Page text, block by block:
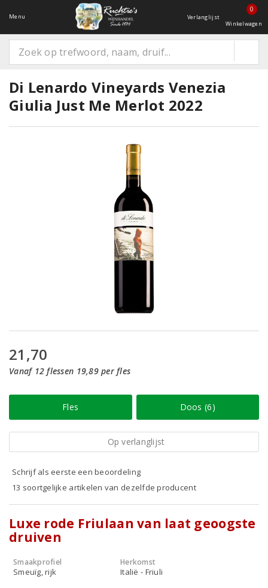
Menu Verlanglijst
0
Winkelwagen
Di Lenardo Vineyards Venezia
Giulia Just Me Merlot 2022
21,70
Vanaf 12 flessen 19,89 per fles
Fles Doos (6)
Op verlanglijst
Schrijf als eerste een beoordeling
13 soortgelijke artikelen van dezelfde producent
Luxe rode Friulaan van laat geoogste
druiven
Smaakprofiel
Smeuïg, rijk
Herkomst
Italië - Friuli